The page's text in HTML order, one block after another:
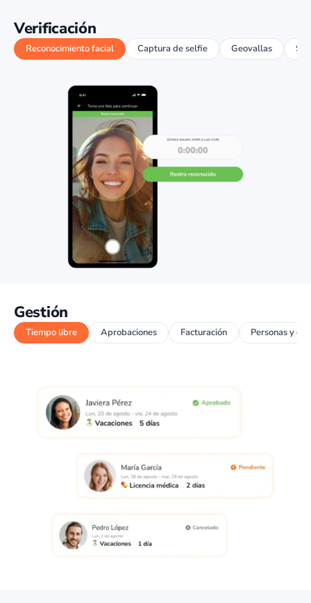
Verificación
Reconocimiento facial Captura de selfie Geovallas
Gestión
Tiempo libre Aprobaciones Facturación Personas y